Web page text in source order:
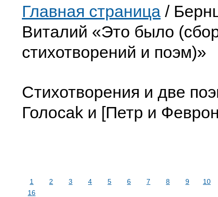
Главная страница /
Виталий «Это было
стихотворений и поэм)»
Стихотворения и две
Голосаk и [Петр и
1 2 3 4 5 6 7 8 9
10
16